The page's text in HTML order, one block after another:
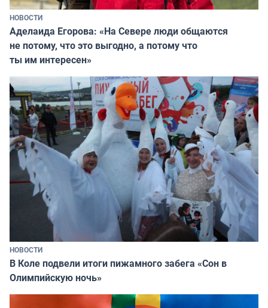
НОВОСТИ
Аделаида Егорова: «На Севере люди общаются
не потому, что это выгодно, а потому что
ты им интересен»
НОВОСТИ
В Коле подвели итоги пижамного забега «Сон в
Олимпийскую ночь»